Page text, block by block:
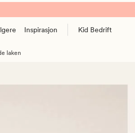
Inspirasjon Kid Bedrift
laken